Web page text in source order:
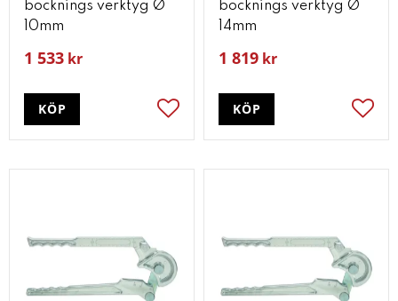
bocknings verktyg Ø
10mm
1 533 kr
Lägg till i favoriter
KÖP
bocknings verktyg Ø
14mm
1 819 kr
KÖP